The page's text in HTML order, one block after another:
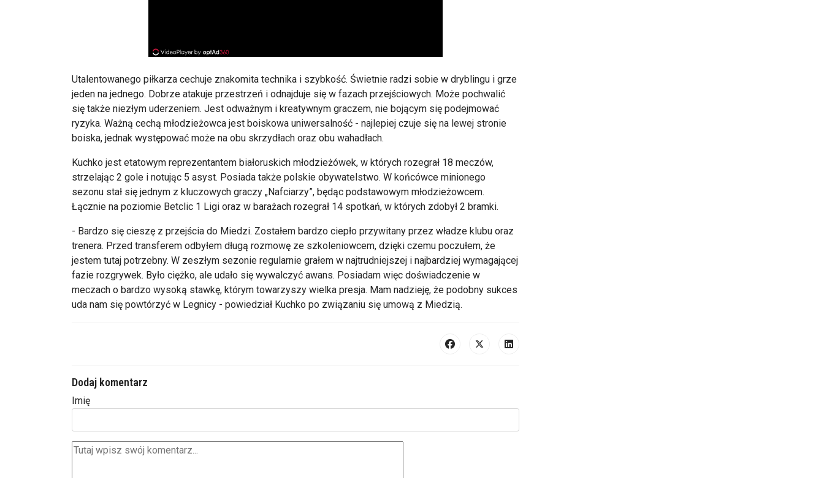
Utalentowanego piłkarza cechuje znakomita technika i szybkość. Świetnie radzi sobie w dryblingu i grze
jeden na jednego. Dobrze atakuje przestrzeń i odnajduje się w fazach przejściowych. Może pochwalić
się także niezłym uderzeniem. Jest odważnym i kreatywnym graczem, nie bojącym się podejmować
ryzyka. Ważną cechą młodzieżowca jest boiskowa uniwersalność - najlepiej czuje się na lewej stronie
boiska, jednak występować może na obu skrzydłach oraz obu wahadłach.
Kuchko jest etatowym reprezentantem białoruskich młodzieżówek, w których rozegrał 18 meczów,
strzelając 2 gole i notując 5 asyst. Posiada także polskie obywatelstwo. W końcówce minionego
sezonu stał się jednym z kluczowych graczy „Nafciarzy”, będąc podstawowym młodzieżowcem.
Łącznie na poziomie Betclic 1 Ligi oraz w barażach rozegrał 14 spotkań, w których zdobył 2 bramki.
- Bardzo się cieszę z przejścia do Miedzi. Zostałem bardzo ciepło przywitany przez władze klubu oraz
trenera. Przed transferem odbyłem długą rozmowę ze szkoleniowcem, dzięki czemu poczułem, że
jestem tutaj potrzebny. W zeszłym sezonie regularnie grałem w najtrudniejszej i najbardziej wymagającej
fazie rozgrywek. Było ciężko, ale udało się wywalczyć awans. Posiadam więc doświadczenie w
meczach o bardzo wysoką stawkę, którym towarzyszy wielka presja. Mam nadzieję, że podobny sukces
uda nam się powtórzyć w Legnicy - powiedział Kuchko po związaniu się umową z Miedzią.
Dodaj komentarz
Imię